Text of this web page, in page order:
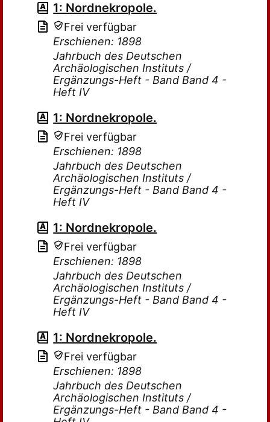
1: Nordnekropole.
Frei verfügbar
Erschienen: 1898
Jahrbuch des Deutschen
Archäologischen Instituts /
Ergänzungs-Heft - Band Band 4 -
Heft IV
1: Nordnekropole.
Frei verfügbar
Erschienen: 1898
Jahrbuch des Deutschen
Archäologischen Instituts /
Ergänzungs-Heft - Band Band 4 -
Heft IV
1: Nordnekropole.
Frei verfügbar
Erschienen: 1898
Jahrbuch des Deutschen
Archäologischen Instituts /
Ergänzungs-Heft - Band Band 4 -
Heft IV
1: Nordnekropole.
Frei verfügbar
Erschienen: 1898
Jahrbuch des Deutschen
Archäologischen Instituts /
Ergänzungs-Heft - Band Band 4 -